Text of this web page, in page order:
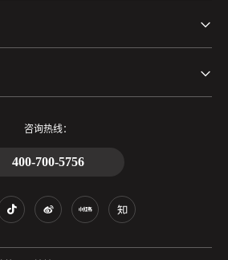
咨询热线：
400-700-5756